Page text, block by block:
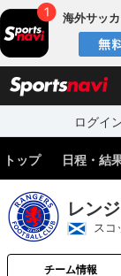
海外サッ
ログイ
トップ 日程・結
レン
スコ
チーム情報